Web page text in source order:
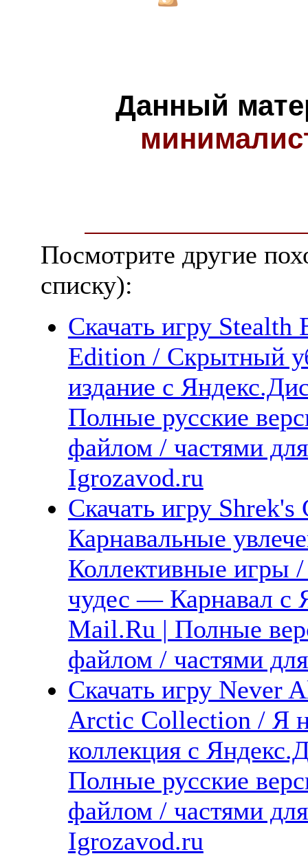
Данный
Посмотрите другие
списку):
Скачать игру
Edition / Скрытный
издание с
Полные русские
файлом / частями
Igrozavod.ru
Скачать игру
Карнавальные
Коллективные
чудес — Карнавал с
Mail.Ru | Полные
файлом / частями
Скачать игру Never
Arctic Collection / Я
коллекция с
Полные русские
файлом / частями
Igrozavod.ru